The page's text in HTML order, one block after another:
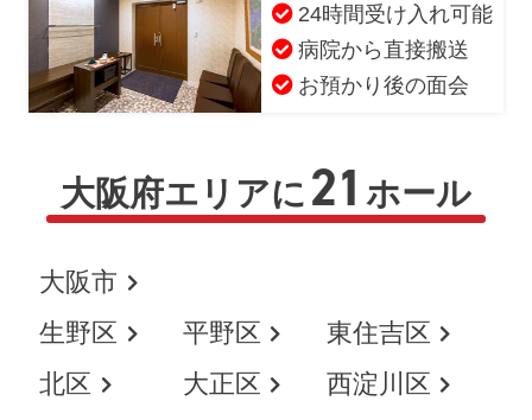
24時間受け入れ可能
病院から直接搬送
お預かり後の面会
大阪府エリアに 21 ホール
大阪市
生野区
平野区
東住吉区
北区
大正区
西淀川区